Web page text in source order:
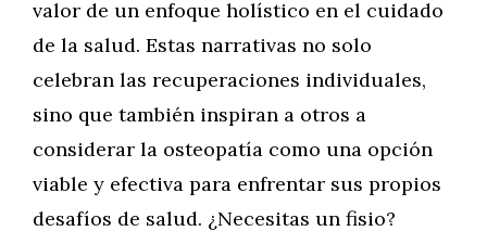
valor de un enfoque holístico en el cuidado
de la salud. Estas narrativas no solo
celebran las recuperaciones individuales,
sino que también inspiran a otros a
considerar la osteopatía como una opción
viable y efectiva para enfrentar sus propios
desafíos de salud. ¿Necesitas un fisio?